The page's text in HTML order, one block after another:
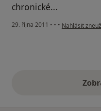
chronické...
29. října 2011 • • • podle názoru
Nahlásit